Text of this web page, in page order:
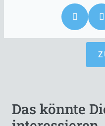
Das könnte